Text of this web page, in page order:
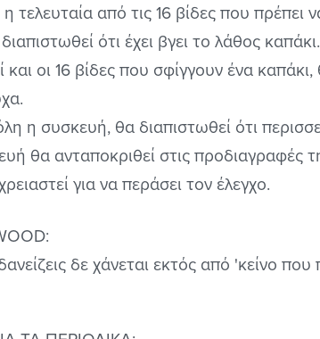
τελευταία από τις 16 βίδες που πρέπει
ότι έχει βγει το λάθος καπάκι.
οι 16 βίδες που σφίγγουν ένα καπάκι,
η συσκευή, θα διαπιστωθεί ότι
θα ανταποκριθεί στις προδιαγραφές
για να περάσει τον έλεγχο.
δε χάνεται εκτός από 'κείνο